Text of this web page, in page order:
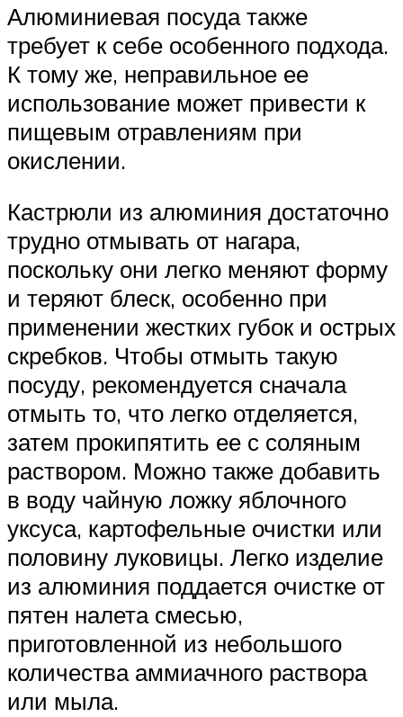
Алюминиевая посуда также
требует к себе особенного подхода.
К тому же, неправильное ее
использование может привести к
пищевым отравлениям при
окислении.
Кастрюли из алюминия достаточно
трудно отмывать от нагара,
поскольку они легко меняют форму
и теряют блеск, особенно при
применении жестких губок и острых
скребков. Чтобы отмыть такую
посуду, рекомендуется сначала
отмыть то, что легко отделяется,
затем прокипятить ее с соляным
раствором. Можно также добавить
в воду чайную ложку яблочного
уксуса, картофельные очистки или
половину луковицы. Легко изделие
из алюминия поддается очистке от
пятен налета смесью,
приготовленной из небольшого
количества аммиачного раствора
или мыла.